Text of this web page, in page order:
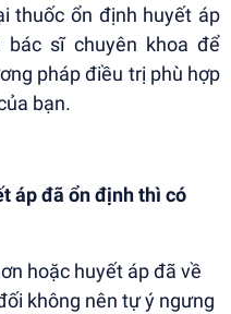
thuốc ổn định huyết áp
sĩ chuyên khoa để
pháp điều trị phù hợp
bạn.
áp đã ổn định thì có
hoặc huyết áp đã về
không nên tự ý ngưng